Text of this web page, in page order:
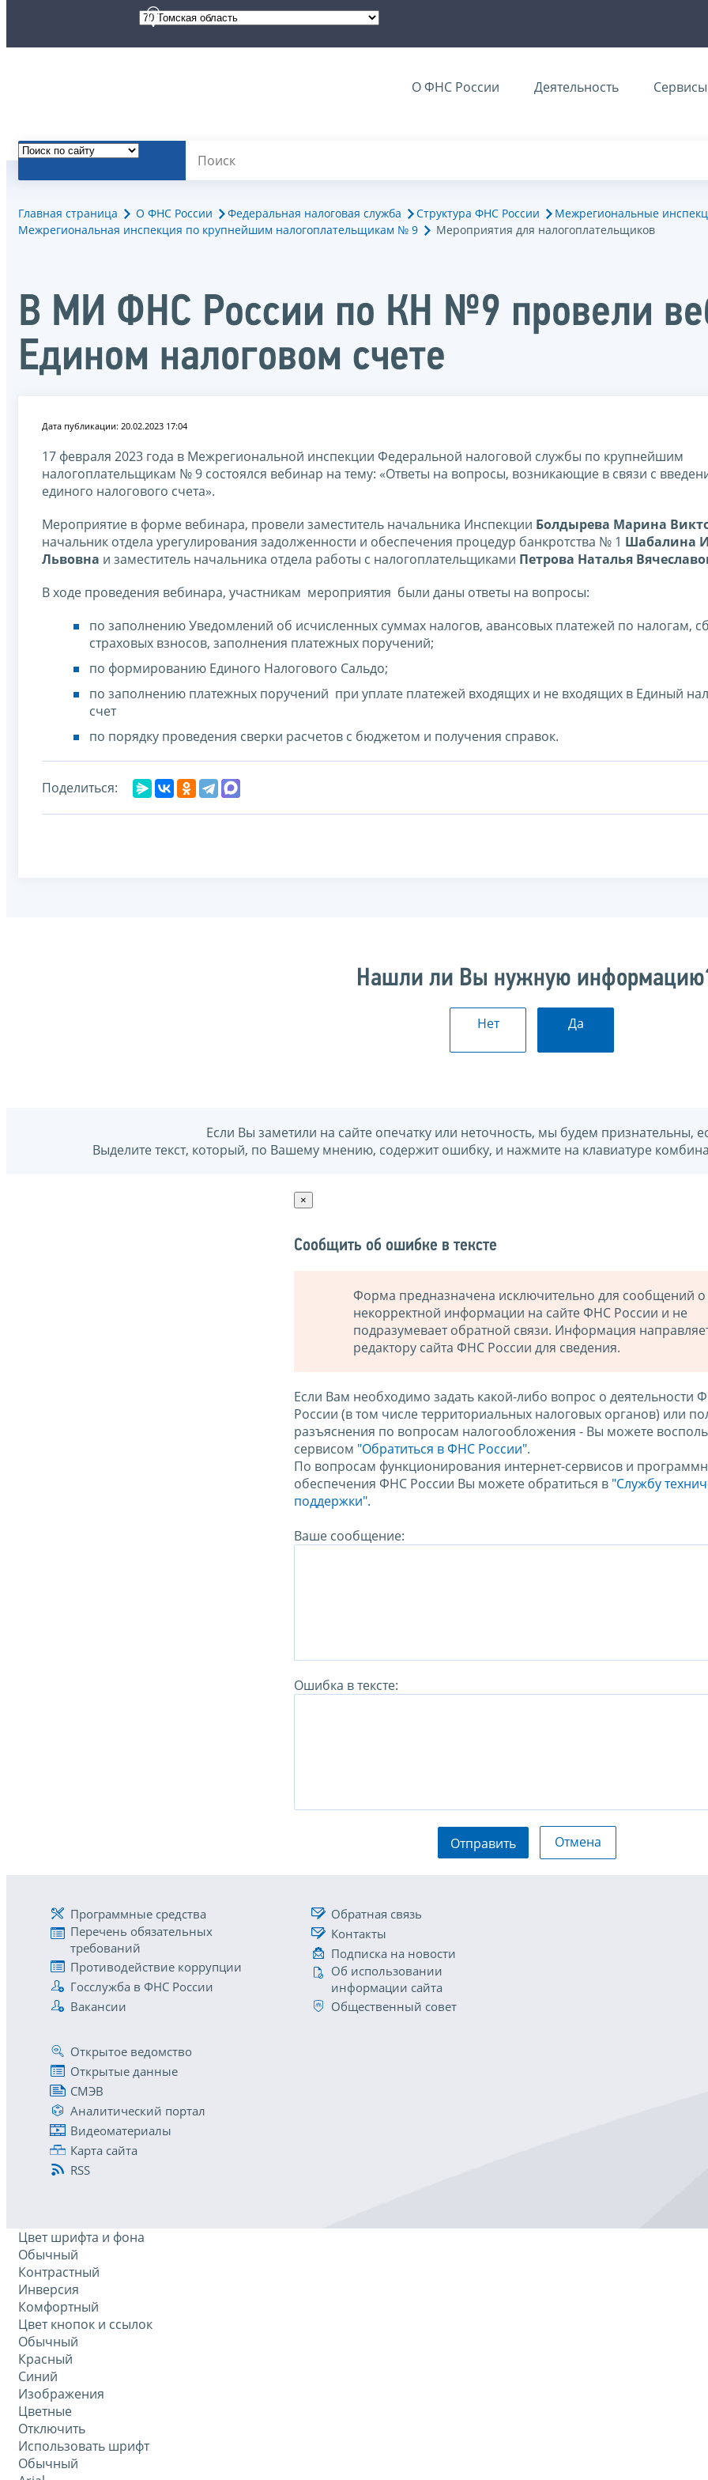
О ФНС России Деятельность Сервисы
Главная страница О ФНС России Федеральная налоговая служба Структура ФНС России
Межрегиональные
Межрегиональная инспекция по крупнейшим налогоплательщикам № 9
Мероприятия для налогоплательщиков
В МИ ФНС России по КН №9 провели
Едином налоговом счете
Дата публикации: 20.02.2023 17:04
17 февраля 2023 года в Межрегиональной инспекции Федеральной налоговой службы по крупнейшим
налогоплательщикам № 9 состоялся вебинар на тему: «Ответы на вопросы, возникающие в связи с
единого налогового счета».
Мероприятие в форме вебинара, провели заместитель начальника Инспекции Болдырева Марина
начальник отдела урегулирования задолженности и обеспечения процедур банкротства № 1 Шабалина
Львовна и заместитель начальника отдела работы с налогоплательщиками Петрова Наталья
В ходе проведения вебинара, участникам мероприятия были даны ответы на вопросы:
по заполнению Уведомлений об исчисленных суммах налогов, авансовых платежей по налогам,
страховых взносов, заполнения платежных поручений;
по формированию Единого Налогового Сальдо;
по заполнению платежных поручений при уплате платежей входящих и не входящих в Единый
счет
по порядку проведения сверки расчетов с бюджетом и получения справок.
Поделиться:
Нашли ли Вы нужную
Нет Да
Если Вы заметили на сайте опечатку или неточность, мы будем признательны,
Выделите текст, который, по Вашему мнению, содержит ошибку, и нажмите на клавиатуре
×
Сообщить об ошибке в тексте
Форма предназначена исключительно для сообщений о
некорректной информации на сайте ФНС России и не
подразумевает обратной связи. Информация
редактору сайта ФНС России для сведения.
Если Вам необходимо задать какой-либо вопрос о деятельности
России (в том числе территориальных налоговых органов) или
разъяснения по вопросам налогообложения - Вы можете
сервисом "Обратиться в ФНС России".
По вопросам функционирования интернет-сервисов и
обеспечения ФНС России Вы можете обратиться в "Службу
поддержки".
Ваше сообщение:
Ошибка в тексте:
Отправить Отмена
Программные средства
Перечень обязательных
требований
Противодействие коррупции
Госслужба в ФНС России
Вакансии
Обратная связь
Контакты
Подписка на новости
Об использовании
информации сайта
Общественный совет
Открытое ведомство
Открытые данные
СМЭВ
Аналитический портал
Видеоматериалы
Карта сайта
RSS
Цвет шрифта и фона
Обычный
Контрастный
Инверсия
Комфортный
Цвет кнопок и ссылок
Обычный
Красный
Синий
Изображения
Цветные
Отключить
Использовать шрифт
Обычный